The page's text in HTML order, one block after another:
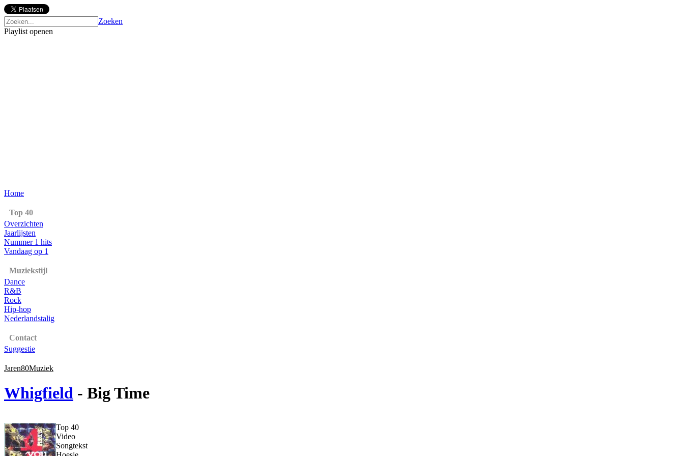
Zoeken
Playlist openen
Home
Top 40
Overzichten
Jaarlijsten
Nummer 1 hits
Vandaag op 1
Muziekstijl
Dance
R&B
Rock
Hip-hop
Nederlandstalig
Contact
Suggestie
Jaren80Muziek
Whigfield - Big Time
Top 40
Video
Songtekst